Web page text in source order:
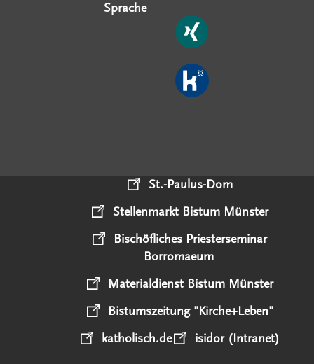
Sprache
St.-Paulus-Dom
Stellenmarkt Bistum Münster
Bischöfliches Priesterseminar
Borromaeum
Materialdienst Bistum Münster
Bistumszeitung "Kirche+Leben"
katholisch.de
isidor (Intranet)